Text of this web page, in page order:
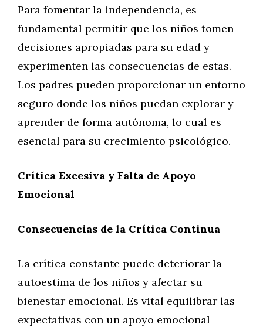
Para fomentar la independencia, es
fundamental permitir que los niños tomen
decisiones apropiadas para su edad y
experimenten las consecuencias de estas.
Los padres pueden proporcionar un entorno
seguro donde los niños puedan explorar y
aprender de forma autónoma, lo cual es
esencial para su crecimiento psicológico.
Crítica Excesiva y Falta de Apoyo
Emocional
Consecuencias de la Crítica Continua
La crítica constante puede deteriorar la
autoestima de los niños y afectar su
bienestar emocional. Es vital equilibrar las
expectativas con un apoyo emocional